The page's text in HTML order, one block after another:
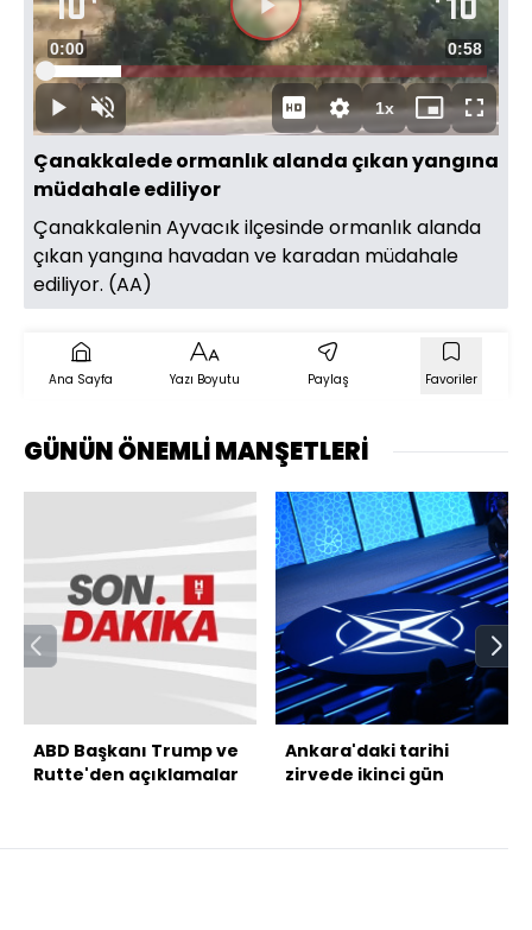
Videoyu
Oynat
OynatSesi
Aç
Süre
0:00 Toplam
Süre
0:58
Yüklendi:
17.22%
1xOynatma
Hızı
Mini
oynatıcı
Tam
Ekran
Çanakkalede ormanlık alanda çıkan yangına
müdahale ediliyor
Çanakkalenin Ayvacık ilçesinde ormanlık alanda
çıkan yangına havadan ve karadan müdahale
ediliyor. (AA)
Ana Sayfa Yazı Boyutu Paylaş Favoriler
GÜNÜN ÖNEMLİ MANŞETLERİ
ABD Başkanı Trump ve
Rutte'den açıklamalar
Ankara'daki tarihi
zirvede ikinci gün